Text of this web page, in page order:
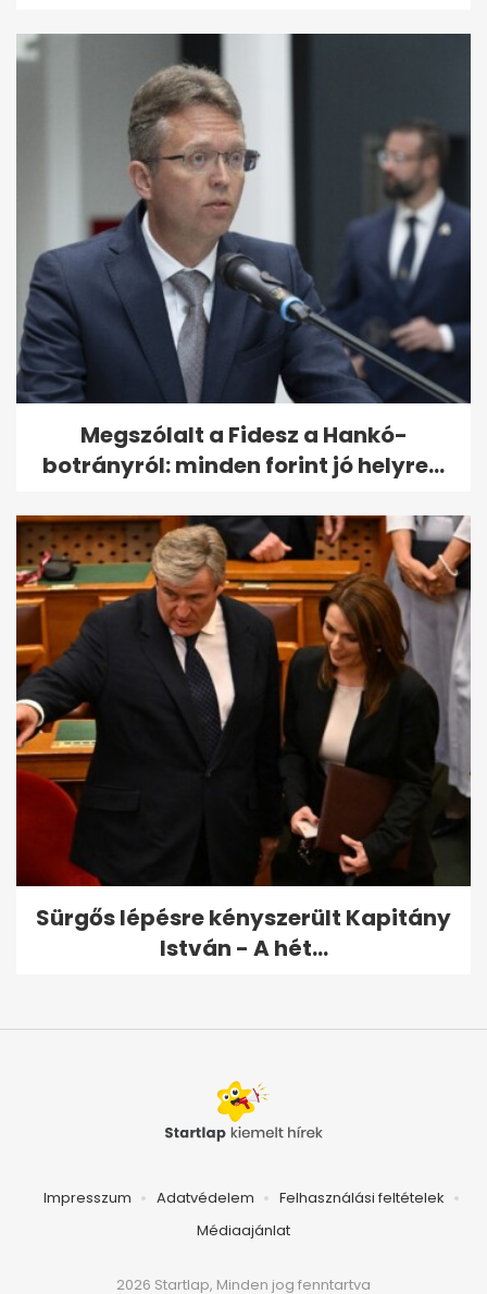
Megszólalt a Fidesz a Hankó-
botrányról: minden forint jó helyre...
Sürgős lépésre kényszerült Kapitány
István - A hét...
Impresszum Adatvédelem
Felhasználási feltételek
Médiaajánlat
2026 Startlap, Minden jog fenntartva